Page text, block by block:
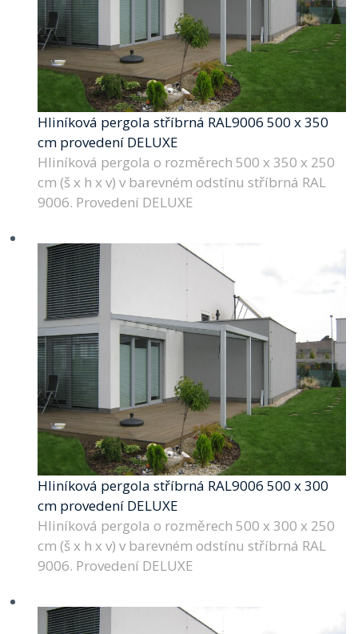
Hliníková pergola stříbrná RAL9006 500 x 350
cm provedení DELUXE
Hliníková pergola o rozměrech 500 x 350 x 250
cm (š x h x v) v barevném odstínu stříbrná RAL
9006. Provedení DELUXE
Hliníková pergola stříbrná RAL9006 500 x 300
cm provedení DELUXE
Hliníková pergola o rozměrech 500 x 300 x 250
cm (š x h x v) v barevném odstínu stříbrná RAL
9006. Provedení DELUXE